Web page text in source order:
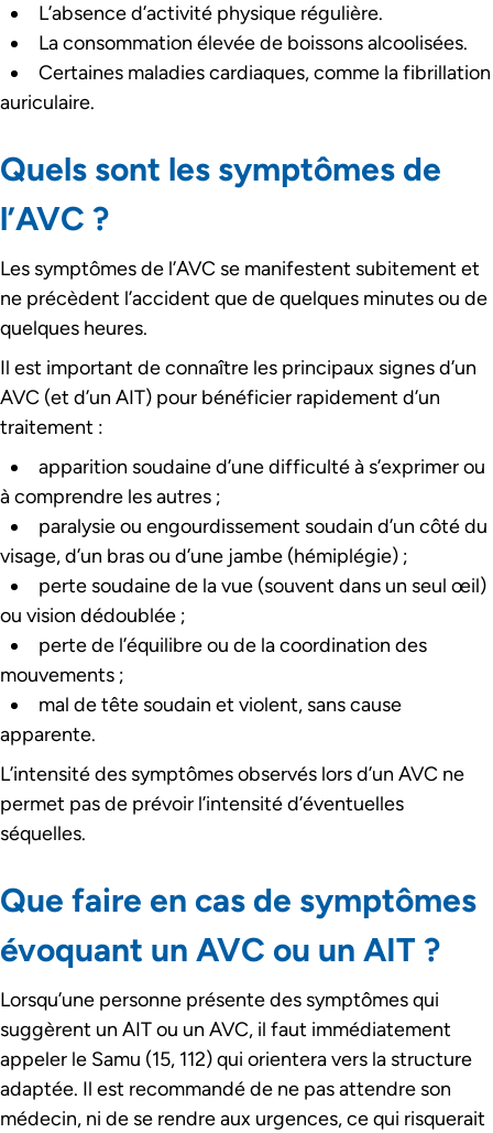
L’absence d’activité physique régulière.
La consommation élevée de boissons alcoolisées.
Certaines maladies cardiaques, comme la fibrillation
auriculaire.
Quels sont les symptômes de
l’AVC ?
Les symptômes de l’AVC se manifestent subitement et
ne précèdent l’accident que de quelques minutes ou de
quelques heures.
Il est important de connaître les principaux signes d’un
AVC (et d’un AIT) pour bénéficier rapidement d’un
traitement :
apparition soudaine d’une difficulté à s’exprimer ou
à comprendre les autres ;
paralysie ou engourdissement soudain d’un côté du
visage, d’un bras ou d’une jambe (hémiplégie) ;
perte soudaine de la vue (souvent dans un seul œil)
ou vision dédoublée ;
perte de l’équilibre ou de la coordination des
mouvements ;
mal de tête soudain et violent, sans cause
apparente.
L’intensité des symptômes observés lors d’un AVC ne
permet pas de prévoir l’intensité d’éventuelles
séquelles.
Que faire en cas de symptômes
évoquant un AVC ou un AIT ?
Lorsqu’une personne présente des symptômes qui
suggèrent un AIT ou un AVC, il faut immédiatement
appeler le Samu (15, 112) qui orientera vers la structure
adaptée. Il est recommandé de ne pas attendre son
médecin, ni de se rendre aux urgences, ce qui risquerait